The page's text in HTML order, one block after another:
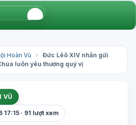
Hoàn Vũ ›
Đức Lêô XIV nhắn gửi
luôn yêu thương quý vị
VŨ
· 91 lượt xem